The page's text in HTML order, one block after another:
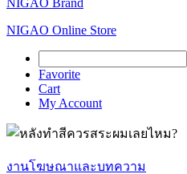
NIGAO Brand
NIGAO Online Store
Favorite
Cart
My Account
งานโฆษณาและบทความ